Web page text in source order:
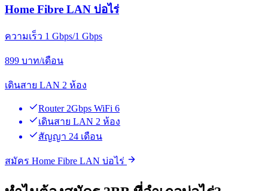
Home Fibre LAN บ่อไร่
ความเร็ว 1 Gbps/1 Gbps
899 บาท/เดือน
เดินสาย LAN 2 ห้อง
Router 2Gbps WiFi 6
เดินสาย LAN 2 ห้อง
สัญญา 24 เดือน
สมัคร Home Fibre LAN บ่อไร่